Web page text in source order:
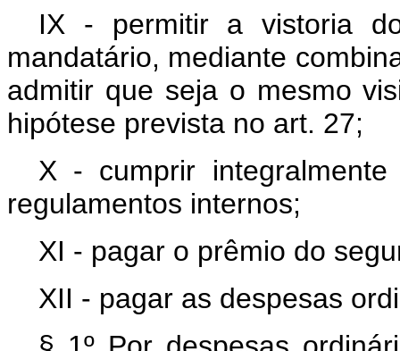
IX - permitir a vistoria
mandatário, mediante
admitir que seja o mesmo
hipótese prevista no art. 27;
X - cumprir
regulamentos internos;
XI - pagar o prêmio do
XII - pagar as despesas